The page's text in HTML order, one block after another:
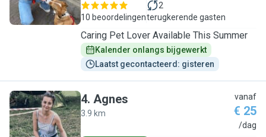
10 beoordelingen
2
terugkerende gasten
Caring Pet Lover Available This Summer
Kalender onlangs bijgewerkt
Laatst gecontacteerd: gisteren
A
4. Agnes
3.9 km
vanaf
€ 25
/dag